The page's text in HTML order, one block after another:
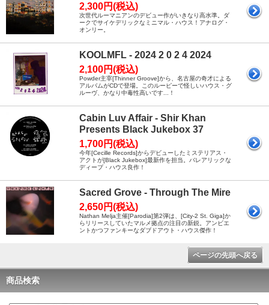
2,300円(税込)
次世代ルーマニアンのデビュー作がいきなり高水準。ダ
ークでサイケデリックなミニマル・ハウス！アナログ・
オンリー。
KOOLMFL - 2024 2 0 2 4 2024
2,100円(税込)
Powder主宰[Thinner Groove]から、名古屋の奇才による
アルバムがCDで登場。このルーピーで怪しいハウス・グ
ルーヴ、かなり中毒性高いです...！
Cabin Luv Affair - Shir Khan
Presents Black Jukebox 37
1,700円(税込)
今年[Cecille Records]からデビューしたミステリアス・
アクトが[Black Jukebox]最新作を担当。バレアリックな
ディープ・ハウス良作！
Sacred Grove - Through The Mire
2,650円(税込)
Nathan Melja主催[Parodia]第2弾は、[City-2 St. Giga]か
らリリースしていたマルメ拠点の注目の新鋭。アンビエ
ントかつファンキーなダブドアウト・ハウス傑作！
ページの先頭へ戻る
商品検索